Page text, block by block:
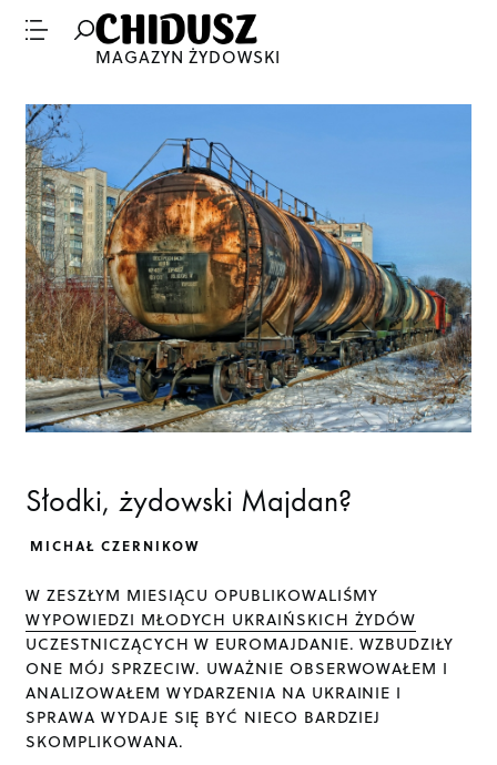
MAGAZYN ŻYDOWSKI
Słodki, żydowski Majdan?
MICHAŁ CZERNIKOW
W ZESZŁYM MIESIĄCU OPUBLIKOWALIŚMY
WYPOWIEDZI MŁODYCH UKRAIŃSKICH ŻYDÓW
UCZESTNICZĄCYCH W EUROMAJDANIE. WZBUDZIŁY
ONE MÓJ SPRZECIW. UWAŻNIE OBSERWOWAŁEM I
ANALIZOWAŁEM WYDARZENIA NA UKRAINIE I
SPRAWA WYDAJE SIĘ BYĆ NIECO BARDZIEJ
SKOMPLIKOWANA.